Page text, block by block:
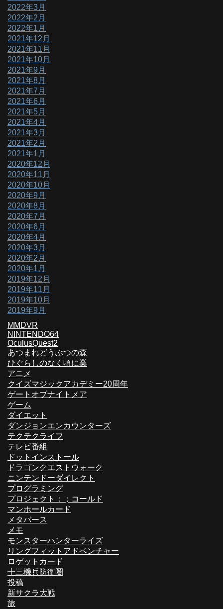
2022年3月
2022年2月
2022年1月
2021年12月
2021年11月
2021年10月
2021年9月
2021年8月
2021年7月
2021年6月
2021年5月
2021年4月
2021年3月
2021年2月
2021年1月
2020年12月
2020年11月
2020年10月
2020年9月
2020年8月
2020年7月
2020年6月
2020年4月
2020年3月
2020年2月
2020年1月
2019年12月
2019年11月
2019年10月
2019年9月
MMDVR
NINTENDO64
OculusQuest2
あつまれどうぶつの森
ひぐらしのなく頃に業
アニメ
クイズマジックアカデミー20周年
ゲートオブナイトメア
ゲーム
ダイエット
ダンジョンエンカウンターズ
テクテクライフ
テレビ番組
ドットインストール
ドラゴンクエストウォーク
ニンテンドーダイレクト
プログラミング
プロジェクト：；コールド
マンホールカード
メタバース
メモ
モンスターハンターライズ
リングフィットアドベンチャー
ロゲットカード
十三機兵防衛圏
投稿
新サクラ大戦
旅